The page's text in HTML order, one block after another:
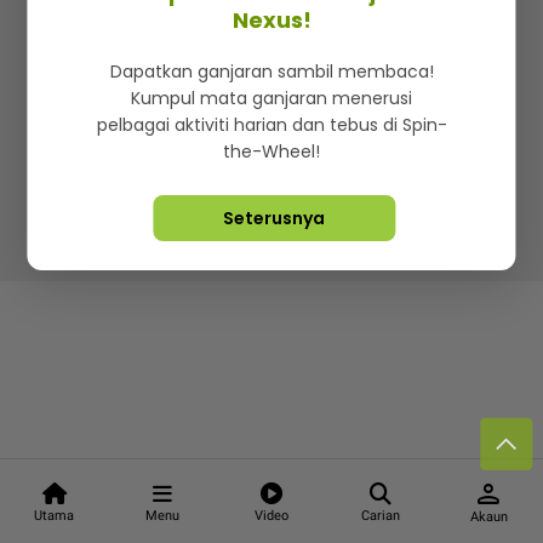
Utama Menu Video Carian
person
Akaun
Iklan di SMG360
Terma & Syarat Dasar Privasi
Lebih hot, viral dan sensasi
Hakcipta Terpelihara ©2026. Star Media Group Berhad
Nexus!
Dapatkan ganjaran sambil membaca!
Kumpul mata ganjaran menerusi
pelbagai aktiviti harian dan tebus di Spin-
the-Wheel!
Seterusnya